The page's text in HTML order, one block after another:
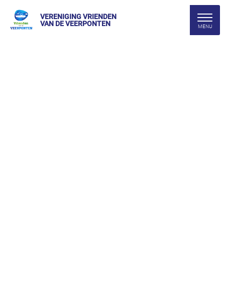
VERENIGING VRIENDEN
VAN DE VEERPONTEN